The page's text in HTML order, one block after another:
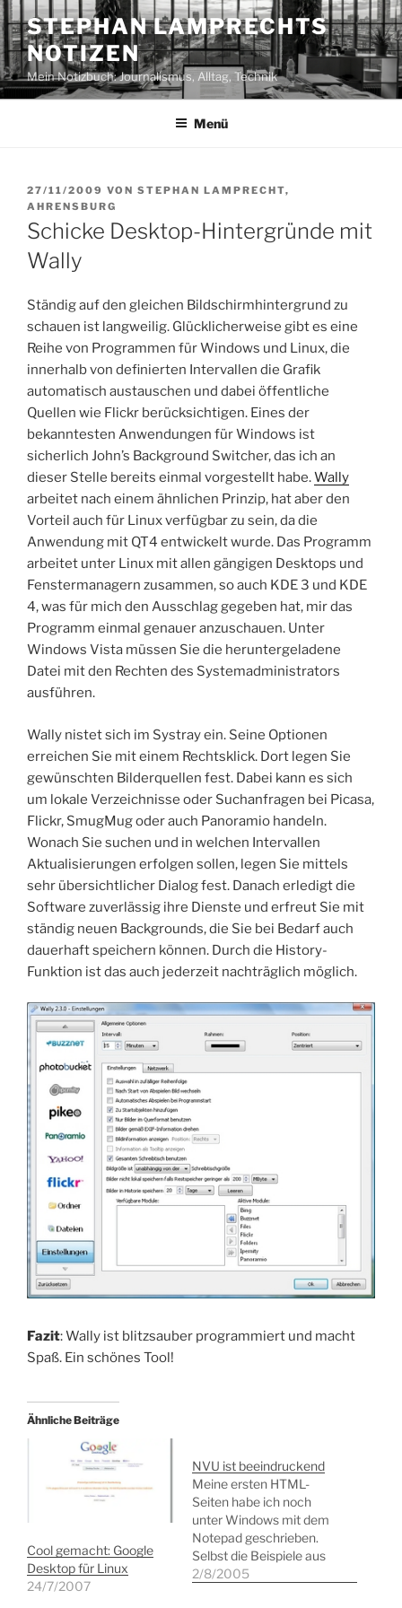
Zum
Inhalt
springen
STEPHAN LAMPRECHTS
NOTIZEN
Mein Notizbuch: Journalismus, Alltag, Technik
Menü
VERÖFFENTLICHT
AM
27/11/2009 VON STEPHAN LAMPRECHT,
AHRENSBURG
Schicke Desktop-Hintergründe mit
Wally
Ständig auf den gleichen Bildschirmhintergrund zu
schauen ist langweilig. Glücklicherweise gibt es eine
Reihe von Programmen für Windows und Linux, die
innerhalb von definierten Intervallen die Grafik
automatisch austauschen und dabei öffentliche
Quellen wie Flickr berücksichtigen. Eines der
bekanntesten Anwendungen für Windows ist
sicherlich John’s Background Switcher, das ich an
dieser Stelle bereits einmal vorgestellt habe.Wally
arbeitet nach einem ähnlichen Prinzip, hat aber den
Vorteil auch für Linux verfügbar zu sein, da die
Anwendung mit QT4 entwickelt wurde. Das Programm
arbeitet unter Linux mit allen gängigen Desktops und
Fenstermanagern zusammen, so auch KDE 3 und KDE
4, was für mich den Ausschlag gegeben hat, mir das
Programm einmal genauer anzuschauen. Unter
Windows Vista müssen Sie die heruntergeladene
Datei mit den Rechten des Systemadministrators
ausführen.
Wally nistet sich im Systray ein. Seine Optionen
erreichen Sie mit einem Rechtsklick. Dort legen Sie
gewünschten Bilderquellen fest. Dabei kann es sich
um lokale Verzeichnisse oder Suchanfragen bei Picasa,
Flickr, SmugMug oder auch Panoramio handeln.
Wonach Sie suchen und in welchen Intervallen
Aktualisierungen erfolgen sollen, legen Sie mittels
sehr übersichtlicher Dialog fest. Danach erledigt die
Software zuverlässig ihre Dienste und erfreut Sie mit
ständig neuen Backgrounds, die Sie bei Bedarf auch
dauerhaft speichern können. Durch die History-
Funktion ist das auch jederzeit nachträglich möglich.
Fazit: Wally ist blitzsauber programmiert und macht
Spaß. Ein schönes Tool!
Ähnliche Beiträge
Cool gemacht: Google
Desktop für Linux
24/7/2007
NVU ist beeindruckend
Meine ersten HTML-
Seiten habe ich noch
unter Windows mit dem
Notepad geschrieben.
Selbst die Beispiele aus
meinem
2/8/2005